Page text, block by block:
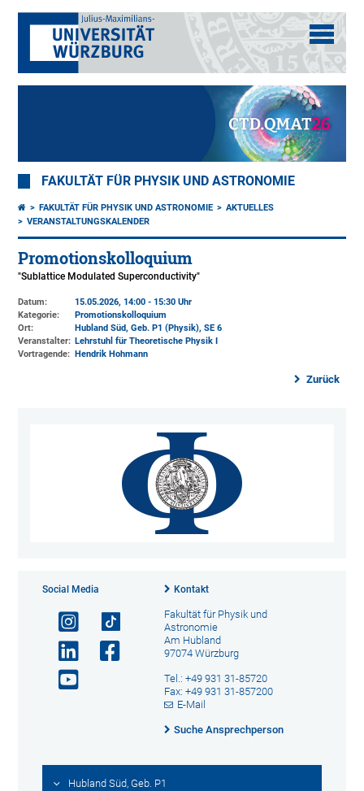
FAKULTÄT FÜR PHYSIK UND ASTRONOMIE
FAKULTÄT FÜR PHYSIK UND ASTRONOMIE
AKTUELLES
VERANSTALTUNGSKALENDER
Promotionskolloquium
"Sublattice Modulated Superconductivity"
Datum:
15.05.2026, 14:00 - 15:30 Uhr
Kategorie:
Promotionskolloquium
Ort:
Hubland Süd, Geb. P1 (Physik), SE 6
Veranstalter: Lehrstuhl für Theoretische Physik I
Vortragende:
Hendrik Hohmann
Zurück
Social Media Kontakt
Fakultät für Physik und
Astronomie
Am Hubland
97074 Würzburg
Tel.: +49 931 31-85720
Fax: +49 931 31-857200
E-Mail
Suche Ansprechperson
Hubland Süd, Geb. P1